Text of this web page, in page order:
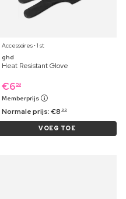
Accessoires ⋅ 1 st
ghd
Heat Resistant Glove
€6 59
Memberprijs
Normale prijs:€8 99
VOEG TOE